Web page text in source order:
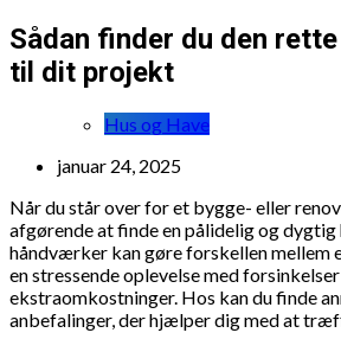
Sådan finder du den
til dit projekt
Hus og Have
januar 24, 2025
Når du står over for et bygge- eller
afgørende at finde en pålidelig og
håndværker kan gøre forskellen mellem
en stressende oplevelse med
ekstraomkostninger. Hos kan du finde
anbefalinger, der hjælper dig med at